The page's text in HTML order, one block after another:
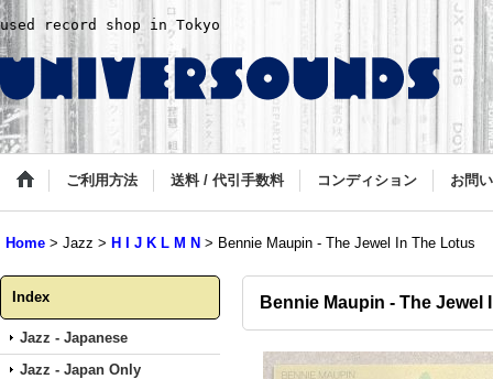
used record shop in Tokyo
ご利用方法 送料 / 代引手数料 コンディション お問
Home > Jazz > H I J K L M N > Bennie Maupin - The Jewel In The Lotus
Index
Jazz - Japanese
Jazz - Japan Only
Bennie Maupin - The Jewel